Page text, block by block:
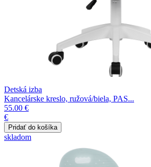
Detská izba
Kancelárske kreslo, ružová/biela, PAS...
55.00 €
€
skladom